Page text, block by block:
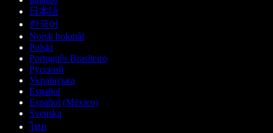
日本語
한국어
Norsk bokmål
Polski
Português Brasileiro
Русский
Українська
Español
Español (México)
Svenska
ไทย